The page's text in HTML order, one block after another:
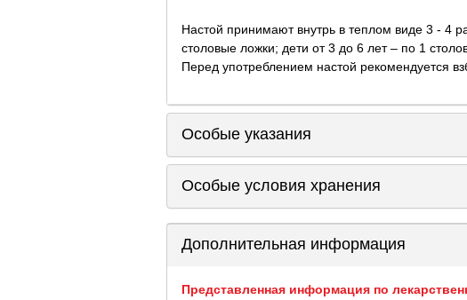
Настой принимают внутрь в теплом виде 3 - 4
столовые ложки; дети от 3 до 6 лет – по 1
Перед употреблением настой рекомендуется
Особые указания
Особые условия хранения
Дополнительная информация
Представленная информация по